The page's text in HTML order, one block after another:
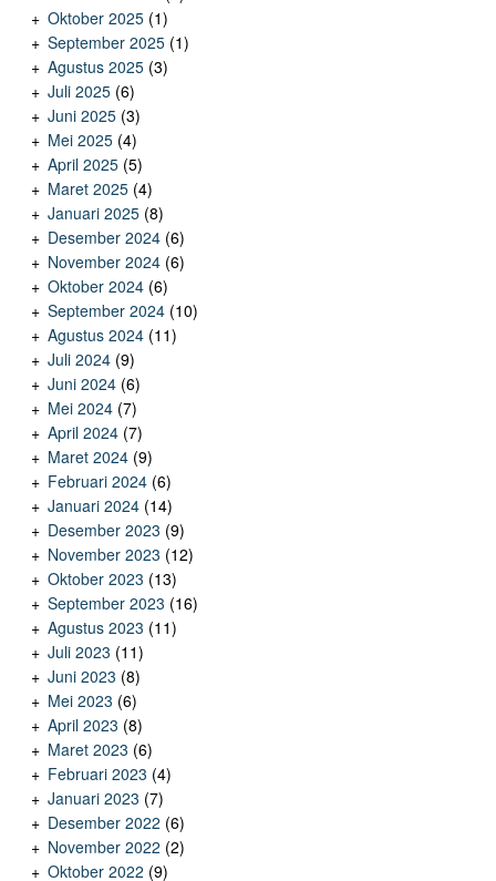
Oktober 2025(1)
September 2025(1)
Agustus 2025(3)
Juli 2025(6)
Juni 2025(3)
Mei 2025(4)
April 2025(5)
Maret 2025(4)
Januari 2025(8)
Desember 2024(6)
November 2024(6)
Oktober 2024(6)
September 2024(10)
Agustus 2024(11)
Juli 2024(9)
Juni 2024(6)
Mei 2024(7)
April 2024(7)
Maret 2024(9)
Februari 2024(6)
Januari 2024(14)
Desember 2023 (9)
November 2023 (12)
Oktober 2023 (13)
September 2023 (16)
Agustus 2023 (11)
Juli 2023 (11)
Juni 2023 (8)
Mei 2023 (6)
April 2023 (8)
Maret 2023 (6)
Februari 2023 (4)
Januari 2023 (7)
Desember 2022 (6)
November 2022 (2)
Oktober 2022 (9)